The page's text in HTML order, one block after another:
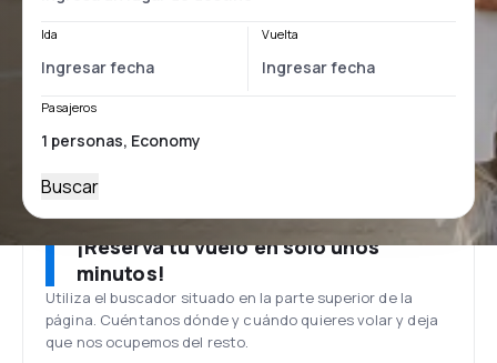
Ida Vuelta
Pasajeros
Buscar
¡Reserva tu vuelo en solo unos
minutos!
Utiliza el buscador situado en la parte superior de la
página. Cuéntanos dónde y cuándo quieres volar y deja
que nos ocupemos del resto.